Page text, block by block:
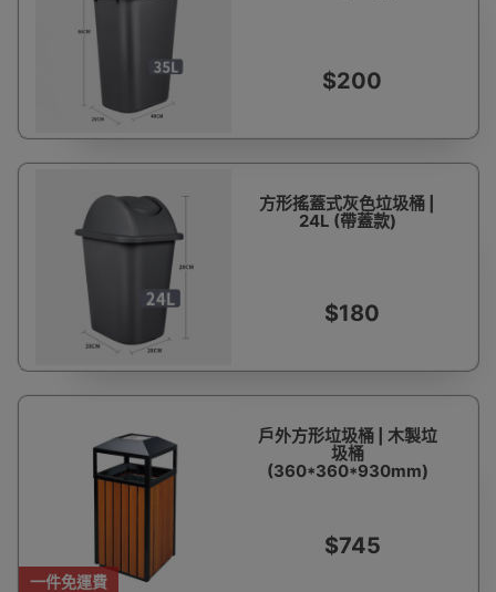
$200
方形搖蓋式灰色垃圾桶 |
24L (帶蓋款)
$180
一件免運費
戶外方形垃圾桶 | 木製垃
圾桶
(360*360*930mm)
$745